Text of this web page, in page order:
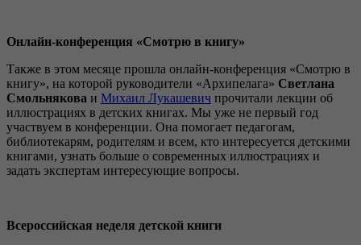
Онлайн-конференция «Смотрю в книгу»
Также в этом месяце прошла онлайн-конференция «Смотрю в
книгу», на которой руководители «Архипелага» Светлана
Смольнякова и Михаил Лукашевич прочитали лекции об
иллюстрациях в детских книгах. Мы уже не первый год
участвуем в конференции. Она помогает педагогам,
библиотекарям, родителям и всем, кто интересуется детскими
книгами, узнать больше о современных иллюстрациях и
задать экспертам интересующие вопросы.
Всероссийская неделя детской книги